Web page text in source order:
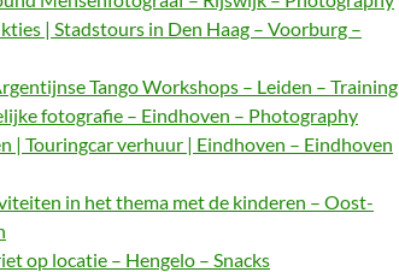
| Stadstours in Den Haag – Voorburg –
Tango Workshops – Leiden – Training
fotografie – Eindhoven – Photography
| Touringcar verhuur | Eindhoven – Eindhoven
in het thema met de kinderen – Oost-
op locatie – Hengelo – Snacks